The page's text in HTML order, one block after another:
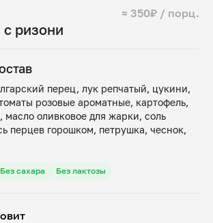
ризони
≈ 350₽ / порц.
перец, лук репчатый, цукини,
розовые ароматные, картофель,
масло оливковое для жарки, соль
перцев горошком, петрушка, чеснок,
Без сахара Без лактозы